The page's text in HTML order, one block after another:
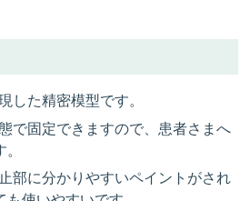
した精密模型です。
で固定できますので、患者さまへ
部に分かりやすいペイントがされ